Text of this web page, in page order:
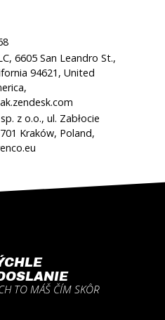
6605 San Leandro St.,
94621, United
z o.o., ul. Zabłocie
Kraków, Poland,
TO MÁŠ ČÍM SKÔR